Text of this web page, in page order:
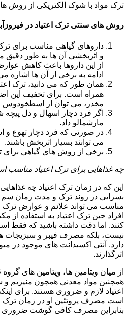
ترک مواد با شوک الکتریکی از روش
روش های سنتی ترک اعتیاد در
داروهای گیاهی مناسب برای ترک
و اثربخشی آن ها به طور
از این داروها باعث کاهش
ادامه به برخی از آن ها اشاره
همان طور که می دانید، ترک
همراه است. برای تخفیف این
مخدر، می توان از اسطخودوس
اگر فرد دچار اسهال و دل
مارشمالو داد.
در صورتی که فرد دچار تهوع و
می توانند بسیار اثربخش باشند.
برخی از روش های گیاهی برای
چه غذاهایی برای ترک اعتیاد مناسب
این که در زمان ترک اعتیاد چه غذاهایی
بسزایی در روند ترک و مدت زمان سم
مناسب می تواند علائم و عوارض ترک
افراد حین ترک اعتیاد به استفاده از
کنند. اما دقت داشته باشید که فقط
نیست، بلکه مصرف فیبر و سبزیجات
دارد. آنتی اکسیدانت های موجود در
اثرگذارند.
همچنین مواد معدنی همچون منیزیم و
اعتیاد لازم و ضروری هستند. برای
است مصرف پروتئین او در زمان ترک
بنابراین مصرف کافی گوشت